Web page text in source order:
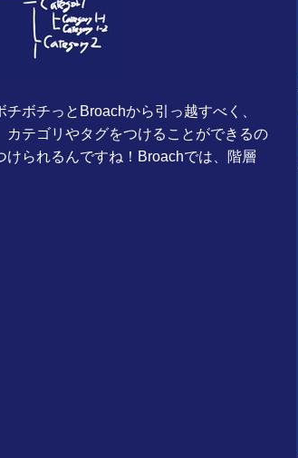
ボチっとBroachから引っ越すべく、
テゴリやタグをつけることができるの
られるんですね！Broachでは、階層